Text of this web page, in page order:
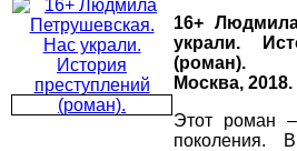
16+
украли.
(роман).
Москва, 2018.
Этот роман –
поколения.